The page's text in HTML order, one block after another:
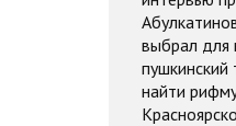
выбрал для
пушкинский
найти